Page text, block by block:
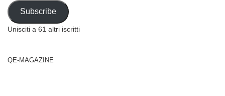
Address
Subscribe
Unisciti a 61 altri iscritti
QE-MAGAZINE